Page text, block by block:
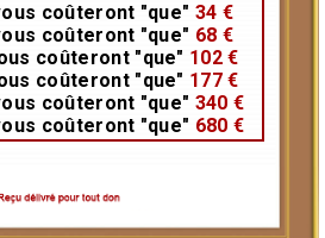
coûteront "que" 34 €
coûteront "que" 68 €
coûteront "que" 102 €
coûteront "que" 177 €
coûteront "que" 340 €
coûteront "que" 680 €